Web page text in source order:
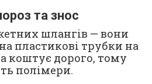
та знос
шлангів — вони
пластикові трубки на
коштує дорого, тому
полімери.